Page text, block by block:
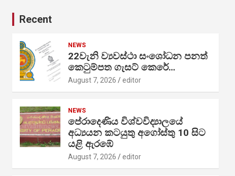
Recent
NEWS
22වැනි ව්‍යවස්ථා සංශෝධන පනත්
කෙටුම්පත ගැසට් කෙරේ…
August 7, 2026 editor
NEWS
පේරාදෙණිය විශ්වවිද්‍යාලයේ
අධ්‍යයන කටයුතු අගෝස්තු 10 සිට
යළි ඇරඹේ
August 7, 2026 editor